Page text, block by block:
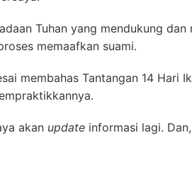
Tuhan yang mendukung
memaafkan suami.
membahas Tantangan 14 Hari
akan update informasi lagi.